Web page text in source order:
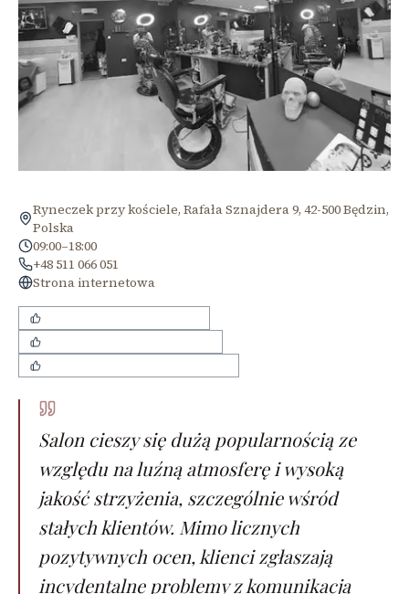
Ryneczek przy kościele, Rafała Sznajdera 9, 42-500 Będzin,
Polska
09:00–18:00
+48 511 066 051
Strona internetowa
Salon cieszy się dużą popularnością ze
względu na luźną atmosferę i wysoką
jakość strzyżenia, szczególnie wśród
stałych klientów. Mimo licznych
pozytywnych ocen, klienci zgłaszają
incydentalne problemy z komunikacją